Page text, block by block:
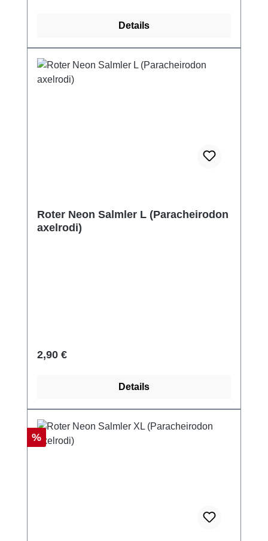
Details
Roter Neon Salmler L (Paracheirodon
axelrodi)
Regulärer Preis:
2,90 €
Details
Rabatt
%